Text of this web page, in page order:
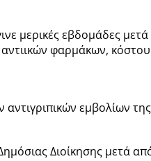
μερικές εβδομάδες
φαρμάκων,
εμβολίων
Διοίκησης μετά